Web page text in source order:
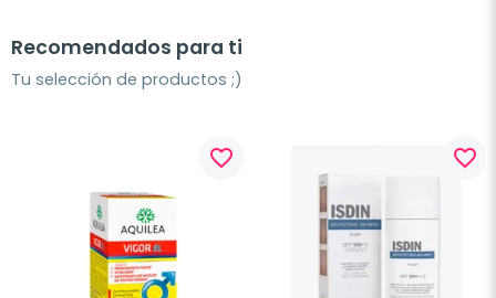
Recomendados para ti
Tu selección de productos ;)
favorite_border favorite_border